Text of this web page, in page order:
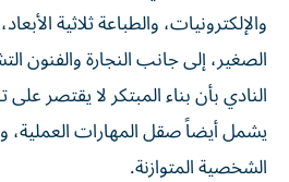
والإلكترونيات، والطباعة ثلاثية
الصغير، إلى جانب النجارة والفنون
النادي بأن بناء المبتكر لا يقتصر على
يشمل أيضاً صقل المهارات العملية،
الشخصية المتوازنة.